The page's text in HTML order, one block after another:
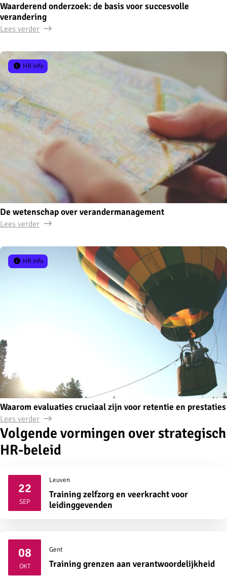
Waarderend onderzoek: de basis voor succesvolle
verandering
Lees verder
De wetenschap over verandermanagement
HR info
Lees verder
Waarom evaluaties cruciaal zijn voor retentie en prestaties
HR info
Lees verder
Volgende vormingen over strategisch
HR-beleid
22
SEP2026
Leuven
Training zelfzorg en veerkracht voor
leidinggevenden
08
OKT2026
Gent
Training grenzen aan verantwoordelijkheid